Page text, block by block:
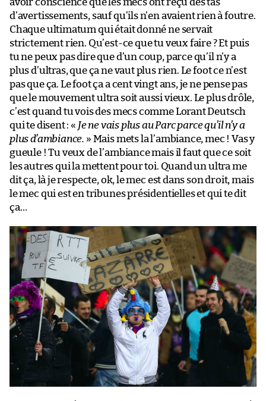
d’avertissements, sauf qu’ils n’en avaient rien à foutre.
Chaque ultimatum qui était donné ne servait
strictement rien. Qu’est-ce que tu veux faire ? Et puis
tu ne peux pas dire que d’un coup, parce qu’il n’y a
plus d’ultras, que ça ne vaut plus rien. Le foot ce n’est
pas que ça. Le foot ça a cent vingt ans, je ne pense pas
que le mouvement ultra soit aussi vieux. Le plus drôle,
c’est quand tu vois des mecs comme Lorant Deutsch
qui te disent : « Je ne vais plus au Parc parce qu’il n’y a
plus d’ambiance. » Mais mets la l’ambiance, mec ! Vas y
gueule ! Tu veux de l’ambiance mais il faut que ce soit
les autres qui la mettent pour toi. Quand un ultra me
dit ça, là je respecte, ok, le mec est dans son droit, mais
le mec qui est en tribunes présidentielles et qui te dit
ça…